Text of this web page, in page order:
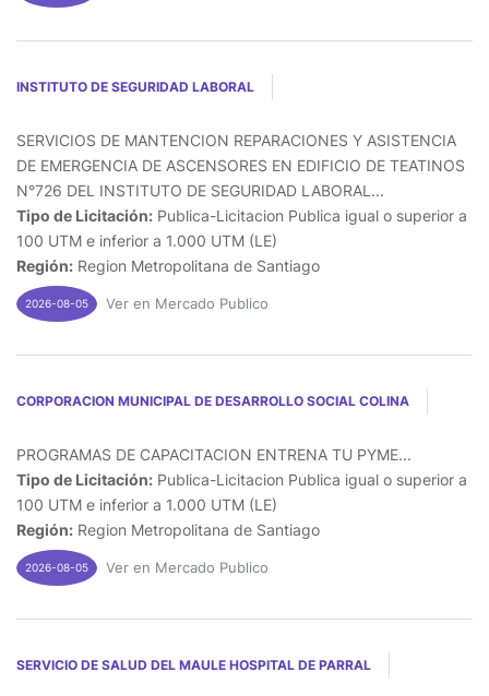
INSTITUTO DE SEGURIDAD LABORAL
SERVICIOS DE MANTENCION REPARACIONES Y ASISTENCIA
DE EMERGENCIA DE ASCENSORES EN EDIFICIO DE TEATINOS
N°726 DEL INSTITUTO DE SEGURIDAD LABORAL...
Tipo de Licitación: Publica-Licitacion Publica igual o superior a
100 UTM e inferior a 1.000 UTM (LE)
Región: Region Metropolitana de Santiago
2026-08-05 Ver en Mercado Publico
CORPORACION MUNICIPAL DE DESARROLLO SOCIAL COLINA
PROGRAMAS DE CAPACITACION ENTRENA TU PYME...
Tipo de Licitación: Publica-Licitacion Publica igual o superior a
100 UTM e inferior a 1.000 UTM (LE)
Región: Region Metropolitana de Santiago
2026-08-05 Ver en Mercado Publico
SERVICIO DE SALUD DEL MAULE HOSPITAL DE PARRAL